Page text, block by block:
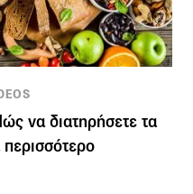
να διατηρήσετε τα